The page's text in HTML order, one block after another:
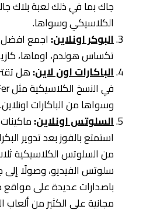
الكلاسيكي وسواها.
البوكر اونلاين:
تكساس هولدم، اوماها،
الباكارات اون لاين:
وسواها من الباكارات اونلاين.
السلوتس اونلاين:
استمتع بالفوز بعد تدوير
من السلوتس الكلاسيكية
سلوتس الفيديو، وصولًا إلى
باصدارات عديدة على مواقع
مجانية على الكثير من